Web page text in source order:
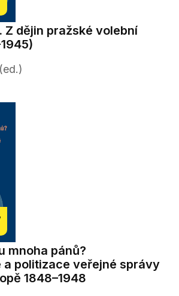
Z dějin pražské volební
mnoha pánů?
a politizace veřejné správy
1848–1948